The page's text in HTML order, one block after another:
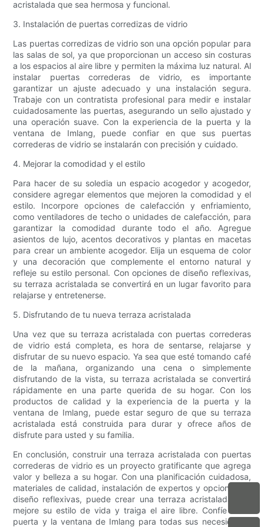
acristalada que sea hermosa y funcional.
3. Instalación de puertas corredizas de vidrio
Las puertas corredizas de vidrio son una opción popular para
las salas de sol, ya que proporcionan un acceso sin costuras
a los espacios al aire libre y permiten la máxima luz natural. Al
instalar puertas correderas de vidrio, es importante
garantizar un ajuste adecuado y una instalación segura.
Trabaje con un contratista profesional para medir e instalar
cuidadosamente las puertas, asegurando un sello ajustado y
una operación suave. Con la experiencia de la puerta y la
ventana de Imlang, puede confiar en que sus puertas
correderas de vidrio se instalarán con precisión y cuidado.
4. Mejorar la comodidad y el estilo
Para hacer de su soledia un espacio acogedor y acogedor,
considere agregar elementos que mejoren la comodidad y el
estilo. Incorpore opciones de calefacción y enfriamiento,
como ventiladores de techo o unidades de calefacción, para
garantizar la comodidad durante todo el año. Agregue
asientos de lujo, acentos decorativos y plantas en macetas
para crear un ambiente acogedor. Elija un esquema de color
y una decoración que complemente el entorno natural y
refleje su estilo personal. Con opciones de diseño reflexivas,
su terraza acristalada se convertirá en un lugar favorito para
relajarse y entretenerse.
5. Disfrutando de tu nueva terraza acristalada
Una vez que su terraza acristalada con puertas correderas
de vidrio está completa, es hora de sentarse, relajarse y
disfrutar de su nuevo espacio. Ya sea que esté tomando café
de la mañana, organizando una cena o simplemente
disfrutando de la vista, su terraza acristalada se convertirá
rápidamente en una parte querida de su hogar. Con los
productos de calidad y la experiencia de la puerta y la
ventana de Imlang, puede estar seguro de que su terraza
acristalada está construida para durar y ofrece años de
disfrute para usted y su familia.
En conclusión, construir una terraza acristalada con puertas
correderas de vidrio es un proyecto gratificante que agrega
valor y belleza a su hogar. Con una planificación cuidadosa,
materiales de calidad, instalación de expertos y opciones de
diseño reflexivas, puede crear una terraza acristalada que
mejore su estilo de vida y traiga el aire libre. Confíe en la
puerta y la ventana de Imlang para todas sus necesidades